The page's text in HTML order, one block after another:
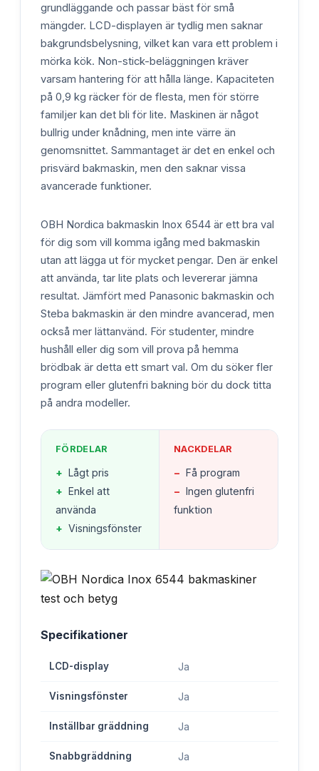
grundläggande och passar bäst för små
mängder. LCD-displayen är tydlig men saknar
bakgrundsbelysning, vilket kan vara ett problem i
mörka kök. Non-stick-beläggningen kräver
varsam hantering för att hålla länge. Kapaciteten
på 0,9 kg räcker för de flesta, men för större
familjer kan det bli för lite. Maskinen är något
bullrig under knådning, men inte värre än
genomsnittet. Sammantaget är det en enkel och
prisvärd bakmaskin, men den saknar vissa
avancerade funktioner.
OBH Nordica bakmaskin Inox 6544 är ett bra val
för dig som vill komma igång med bakmaskin
utan att lägga ut för mycket pengar. Den är enkel
att använda, tar lite plats och levererar jämna
resultat. Jämfört med Panasonic bakmaskin och
Steba bakmaskin är den mindre avancerad, men
också mer lättanvänd. För studenter, mindre
hushåll eller dig som vill prova på hemma
brödbak är detta ett smart val. Om du söker fler
program eller glutenfri bakning bör du dock titta
på andra modeller.
FÖRDELAR
+ Lågt pris
+ Enkel att
använda
+ Visningsfönster
NACKDELAR
− Få program
− Ingen glutenfri
funktion
Specifikationer
LCD-display Ja
Visningsfönster Ja
Inställbar gräddning Ja
Snabbgräddning Ja